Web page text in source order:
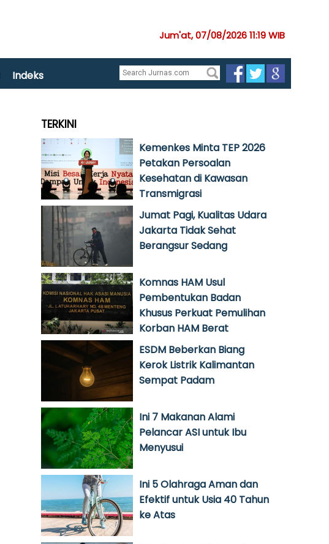
Jum'at, 07/08/2026 11:19 WIB
Indeks
TERKINI
Kemenkes Minta TEP 2026
Petakan Persoalan
Kesehatan di Kawasan
Transmigrasi
Jumat Pagi, Kualitas Udara
Jakarta Tidak Sehat
Berangsur Sedang
Komnas HAM Usul
Pembentukan Badan
Khusus Perkuat Pemulihan
Korban HAM Berat
ESDM Beberkan Biang
Kerok Listrik Kalimantan
Sempat Padam
Ini 7 Makanan Alami
Pelancar ASI untuk Ibu
Menyusui
Ini 5 Olahraga Aman dan
Efektif untuk Usia 40 Tahun
ke Atas